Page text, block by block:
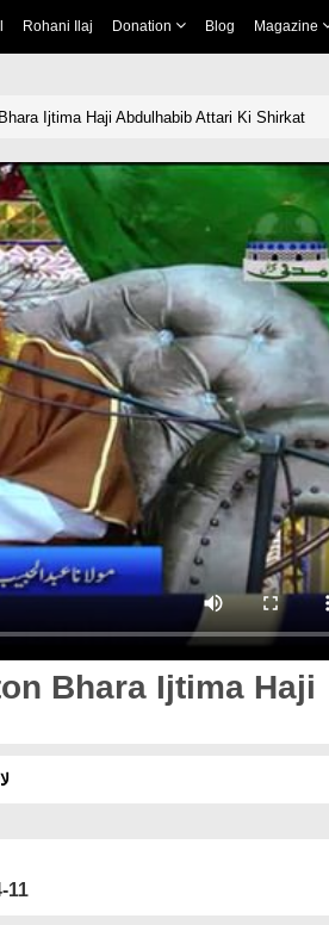
Rohani Ilaj Donation Blog Magazine
Ijtima Haji Abdulhabib Attari Ki Shirkat
Bhara Ijtima Haji
11